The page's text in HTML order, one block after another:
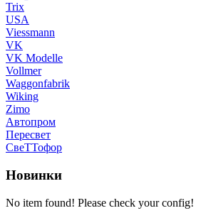
Trix
USA
Viessmann
VK
VK Modelle
Vollmer
Waggonfabrik
Wiking
Zimo
Автопром
Пересвет
СвеТТофор
Новинки
No item found! Please check your config!